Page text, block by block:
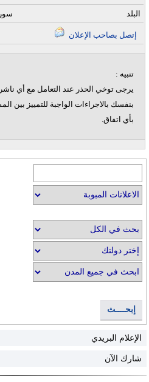
البلد
تنبيه :
يرجى توخي الحذر عند التعامل مع أي
بنفسك بالاجراءات الواجبة للتمييز بين
بأي اتفاق.
إبحــــث
الإعلام البريدي
شارك الآن